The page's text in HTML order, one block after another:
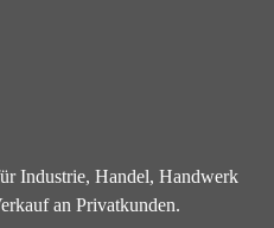
Industrie, Handel, Handwerk
an Privatkunden.